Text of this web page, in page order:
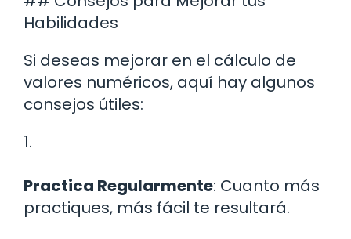
Habilidades
Si deseas mejorar en el cálculo de
valores numéricos, aquí hay algunos
consejos útiles:
1.
Practica Regularmente: Cuanto más
practiques, más fácil te resultará.